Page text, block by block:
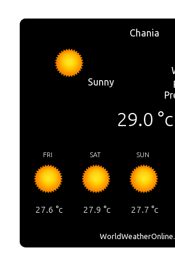
Chania
Sunny
29.0 °c
FRI
27.6 °c
SAT
27.9 °c
SUN
27.7 °c